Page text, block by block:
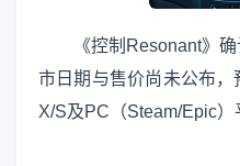
《控制Resonant》确
市日期与售价尚未公布
X/S及PC（Steam/Epic）